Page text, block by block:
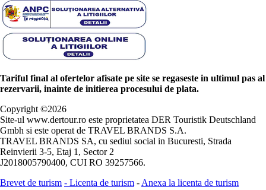
Tariful final al ofertelor afisate pe site se regaseste in ultimul pas al
rezervarii, inainte de initierea procesului de plata.
Copyright ©2026
Site-ul www.dertour.ro este proprietatea DER Touristik Deutschland
Gmbh si este operat de TRAVEL BRANDS S.A.
TRAVEL BRANDS SA, cu sediul social in Bucuresti, Strada
Reinvierii 3-5, Etaj 1, Sector 2
J2018005790400, CUI RO 39257566.
Brevet de turism - Licenta de turism - Anexa la licenta de turism